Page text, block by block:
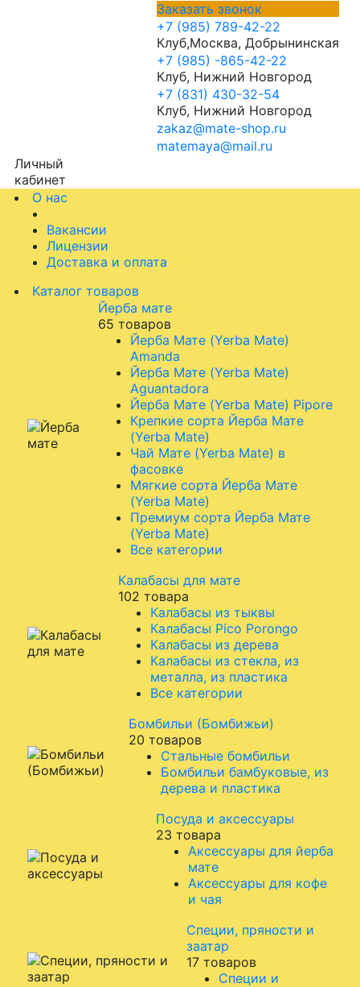
Заказать звонок
+7 (985) 789-42-22
Клуб,Москва, Добрынинская
+7 (985) -865-42-22
Клуб, Нижний Новгород
+7 (831) 430-32-54
Клуб, Нижний Новгород
zakaz@mate-shop.ru
matemaya@mail.ru
Личный
кабинет
О нас
Вакансии
Лицензии
Доставка и оплата
Каталог товаров
Йерба мате
65 товаров
Йерба Мате (Yerba Mate)
Amanda
Йерба Мате (Yerba Mate)
Aguantadora
Йерба Мате (Yerba Mate) Pipore
Крепкие сорта Йерба Мате
(Yerba Mate)
Чай Мате (Yerba Mate) в
фасовке
Мягкие сорта Йерба Мате
(Yerba Mate)
Премиум сорта Йерба Мате
(Yerba Mate)
Все категории
Калабасы для мате
102 товара
Калабасы из тыквы
Калабасы Pico Porongo
Калабасы из дерева
Калабасы из стекла, из
металла, из пластика
Все категории
Бомбильи (Бомбижьи)
20 товаров
Стальные бомбильи
Бомбильи бамбуковые, из
дерева и пластика
Посуда и аксессуары
23 товара
Аксессуары для йерба
мате
Аксессуары для кофе
и чая
Специи, пряности и
заатар
17 товаров
Специи и